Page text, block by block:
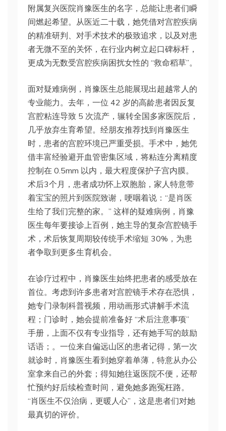
附属复兴医院肖豫医生的名字，总能让患者们瞬
间燃起希望。从医近二十载，她凭借对宫腔疾病
的精准研判、对手术技术的极致追求，以及对患
者无微不至的关怀，在行业内树立起口碑标杆，
更成为无数受宫腔疾病困扰女性的 “救命稻草”。
面对疑难病例，肖豫医生总能展现出超越常人的
专业能力。去年，一位 42 岁的高龄患者因反复
宫腔粘连导致 5 次流产，辗转全国多家医院后，
几乎放弃生育希望。经朋友推荐找到肖豫医生
时，患者的宫腔环境已严重受损。手术中，她凭
借丰富经验避开血管密集区域，将粘连分离精度
控制在 0.5mm 以内，最大程度保护子宫内膜。
术后3个月，患者成功怀上双胞胎，家人特意带
着宝宝的照片到医院致谢，哽咽着说：“是肖医
生给了我们完整的家。” 这样的疑难病例，肖豫
医生每年要接诊上百例，她主导的复杂宫腔镜手
术，术后恢复周期较传统手术缩短 30%，为患
者争取到更多生育机会。
在诊疗过程中，肖豫医生始终把患者的感受放在
首位。考虑到许多患者对宫腔镜手术存在恐惧，
她专门录制科普视频，用动画形式讲解手术流
程；门诊时，她会提前准备好 “术后注意事项”
手册，上面不仅有专业指导，还有她手写的鼓励
话语；。一位来自偏远山区的患者记得，第一次
就诊时，肖豫医生看到她穿着单薄，特意从办公
室拿来自己的外套；得知她往返医院不便，还帮
忙预约好后续检查时间，避免她多跑冤枉路。
“肖医生不仅治病，更暖人心”，这是患者们对她
最真切的评价。